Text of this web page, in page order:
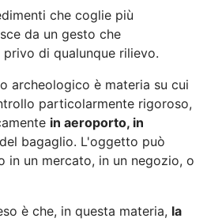
che coglie più
da un gesto che
di qualunque rilievo.
archeologico è materia su cui
particolarmente rigoroso,
in aeroporto, in
bagaglio. L'oggetto può
in un mercato, in un negozio, o
è che, in questa materia, la